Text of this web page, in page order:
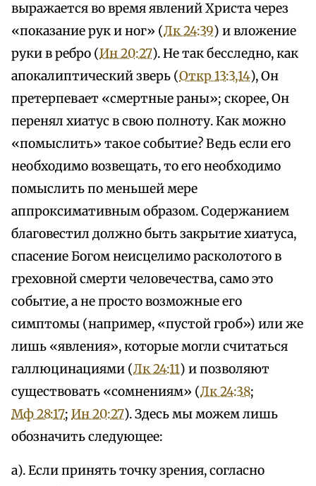
выражается во время явлений Христа через
«показание рук и ног» (Лк 24:39) и вложение
руки в ребро (Ин 20:27). Не так бесследно, как
апокалиптический зверь (Откр 13:3,14), Он
претерпевает «смертные раны»; скорее, Он
перенял хиатус в свою полноту. Как можно
«помыслить» такое событие? Ведь если его
необходимо возвещать, то его необходимо
помыслить по меньшей мере
аппроксимативным образом. Содержанием
благовестил должно быть закрытие хиатуса,
спасение Богом неисцелимо расколотого в
греховной смерти человечества, само это
событие, а не просто возможные его
симптомы (например, «пустой гроб») или же
лишь «явления», которые могли считаться
галлюцинациями (Лк 24:11) и позволяют
существовать «сомнениям» (Лк 24:38;
Мф 28:17; Ин 20:27). Здесь мы можем лишь
обозначить следующее:
а). Если принять точку зрения, согласно